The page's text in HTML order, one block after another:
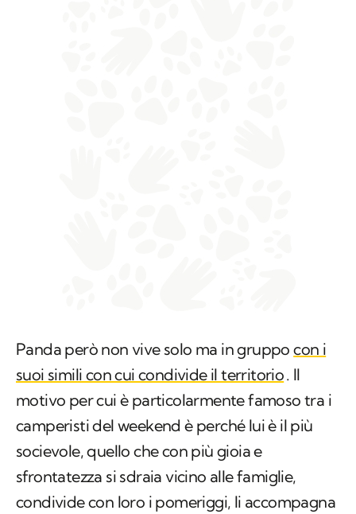
Panda però non vive solo ma in gruppocon i
suoi simili con cui condivide il territorio. Il
motivo per cui è particolarmente famoso tra i
camperisti del weekend è perché lui è il più
socievole, quello che con più gioia e
sfrontatezza si sdraia vicino alle famiglie,
condivide con loro i pomeriggi, li accompagna